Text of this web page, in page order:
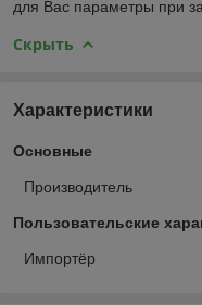
для Вас параметры при
Скрыть
Характеристики
Основные
Производитель
Пользовательские
Импортёр